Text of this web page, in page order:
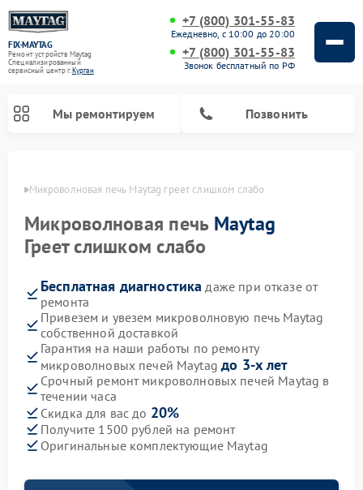
FIX-MAYTAG
Ремонт устройств Maytag
Специализированный
cервисный центр г.Курган
+7 (800) 301-55-83
Ежедневно, с 10:00 до 20:00
+7 (800) 301-55-83
Звонок бесплатный по РФ
Мы ремонтируем Позвонить
Микроволновая печь Maytag греет слишком слабо
Микроволновая печь Maytag
Греет слишком слабо
Бесплатная диагностика даже при отказе от
ремонта
Привезем и увезем микроволновую печь Maytag
собственной доставкой
Гарантия на наши работы по ремонту
микроволновых печей Maytagдо 3-х лет
Срочный ремонт микроволновых печей Maytag в
течении часа
Скидка для вас до 20%
Получите 1500 рублей на ремонт
Оригинальные комплектующие Maytag